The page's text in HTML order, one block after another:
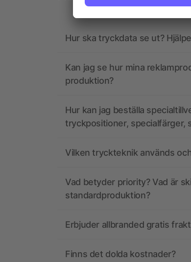
Hur ska tryckdata se ut?
Kan jag se hur mina
produktion?
Hur kan jag beställa
tryckpositioner, specialfärger,
Vilken tryckteknik används
Vad betyder priority? Vad är
standardproduktion?
Erbjuder allbranded gratis
Finns det dolda kostnader?